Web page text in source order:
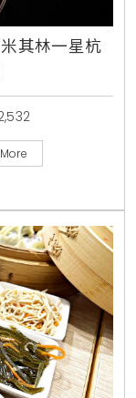
其林一星杭
More